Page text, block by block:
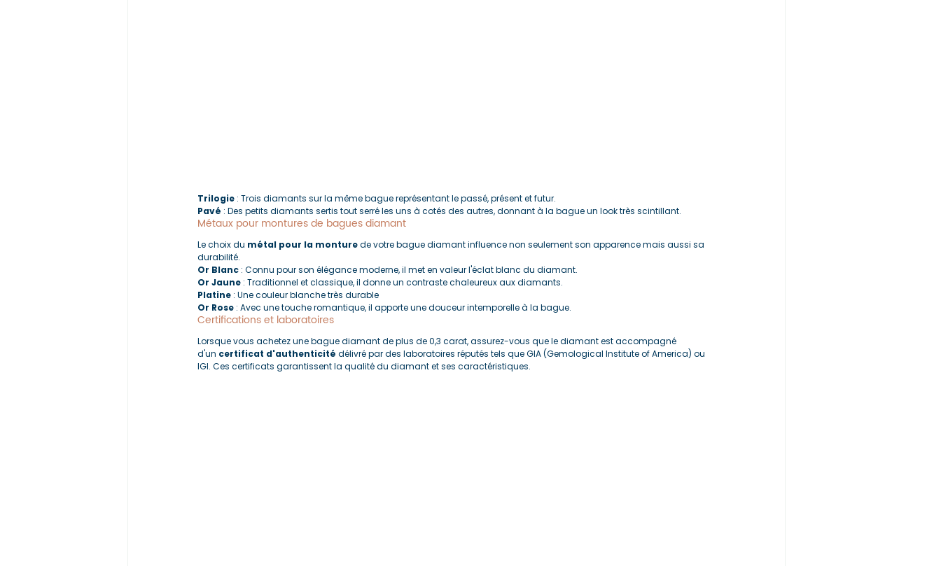
Trilogie : Trois diamants sur la même bague représentant le passé, présent et futur.
Pavé : Des petits diamants sertis tout serré les uns à cotés des autres, donnant à la bague un look très scintillant.
Métaux pour montures de bagues diamant
Le choix du métal pour la monture de votre bague diamant influence non seulement son apparence mais aussi sa
durabilité.
Or Blanc : Connu pour son élégance moderne, il met en valeur l'éclat blanc du diamant.
Or Jaune : Traditionnel et classique, il donne un contraste chaleureux aux diamants.
Platine : Une couleur blanche très durable
Or Rose : Avec une touche romantique, il apporte une douceur intemporelle à la bague.
Certifications et laboratoires
Lorsque vous achetez une bague diamant de plus de 0,3 carat, assurez-vous que le diamant est accompagné
d'un certificat d'authenticité délivré par des laboratoires réputés tels que GIA (Gemological Institute of America) ou
IGI. Ces certificats garantissent la qualité du diamant et ses caractéristiques.